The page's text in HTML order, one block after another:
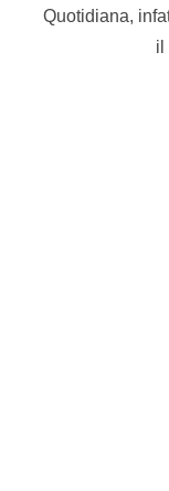
Quotidiana,
il